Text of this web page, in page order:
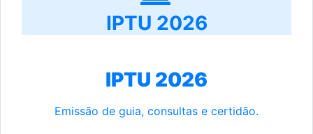
IPTU 2026
IPTU 2026
Emissão de guia, consultas e certidão.